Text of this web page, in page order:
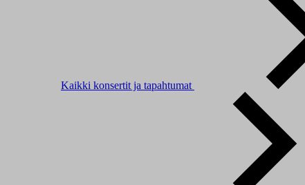
Kaikki konsertit ja tapahtumat